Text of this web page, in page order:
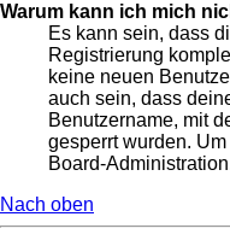
Warum kann ich mich
Es kann sein, dass
Registrierung
keine neuen
auch sein, dass
Benutzername, mit
gesperrt wurden.
Board-
Nach oben